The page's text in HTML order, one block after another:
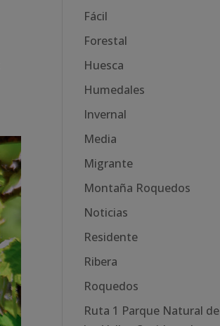
Fácil
Forestal
Huesca
Humedales
Invernal
Media
Migrante
Montaña Roquedos
Noticias
Residente
Ribera
Roquedos
Ruta 1 Parque Natural de